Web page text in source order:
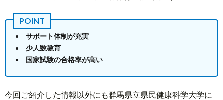
サポート体制が充実
少人数教育
国家試験の合格率が高い
今回ご紹介した情報以外にも群馬県立県民健康科学大学に